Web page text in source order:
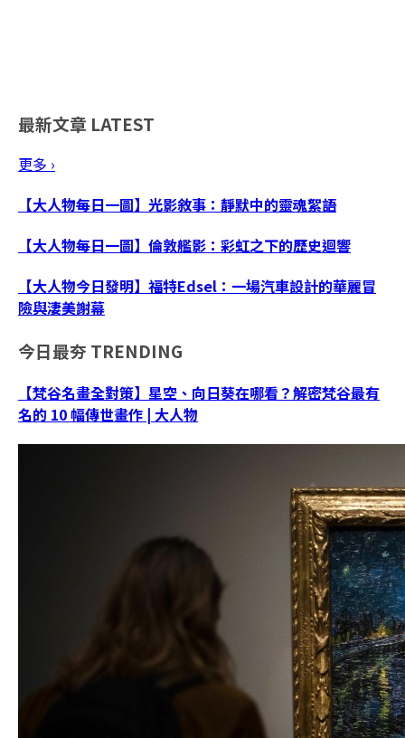
最新文章 LATEST
更多 ›
【大人物每日一圖】光影敘事：靜默中的靈魂絮語
【大人物每日一圖】倫敦艦影：彩虹之下的歷史迴響
【大人物今日發明】福特Edsel：一場汽車設計的華麗冒
險與淒美謝幕
今日最夯 TRENDING
【梵谷名畫全對策】星空、向日葵在哪看？解密梵谷最有
名的 10 幅傳世畫作 | 大人物